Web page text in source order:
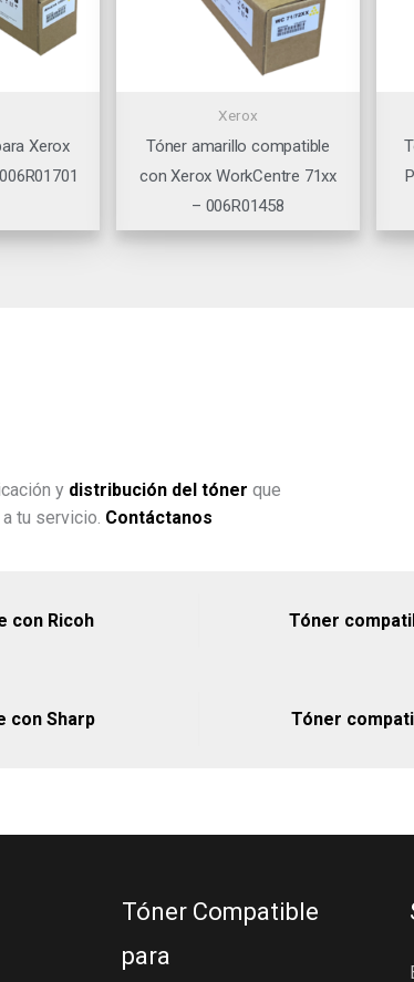
Xerox
Xerox
Tóner amarillo compatible
con Xerox WorkCentre 71xx
– 006R01458
y distribución del tóner que
tu servicio. Contáctanos
con Ricoh Tóner
con Sharp Tóner
Tóner Compatible
para